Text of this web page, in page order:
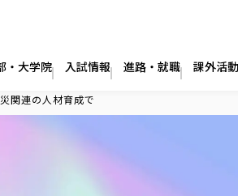
・大学院 入試情報 進路・就職 課外活動
関連の人材育成で